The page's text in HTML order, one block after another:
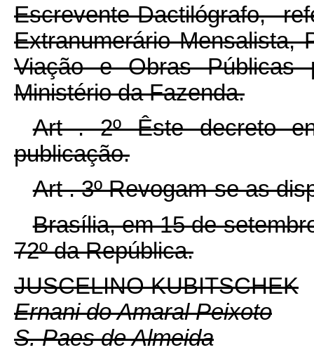
Escrevente-Dactilógrafo,
Extranumerário Mensalista,
Viação e Obras Públicas
Ministério da Fazenda.
Art . 2º Êste decreto
publicação.
Art . 3º Revogam-se as
Brasília, em 15 de
72º da República.
JUSCELINO KUBITSCHEK
Ernani do Amaral Peixoto
S. Paes de Almeida